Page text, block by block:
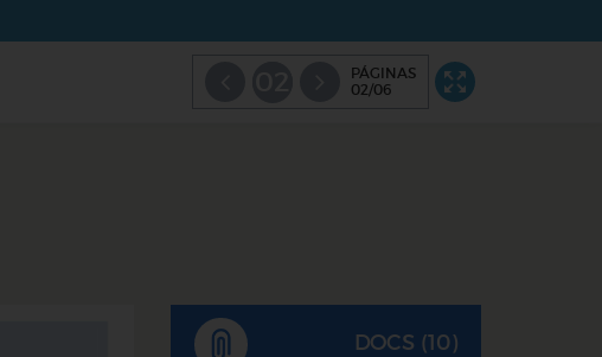
PÁGINAS
02/06
DOCS (10)